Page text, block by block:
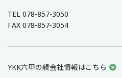
TEL 078-857-3050
FAX 078-857-3054
YKK六甲の親会社情報はこちら